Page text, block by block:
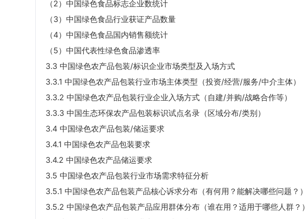
（2）中国绿色食品标志企业数统计
（3）中国绿色食品行业获证产品数量
（4）中国绿色食品国内销售额统计
（5）中国代表性绿色食品渗透率
3.3 中国绿色农产品包装/标识企业市场类型及入场方式
3.3.1 中国绿色农产品包装行业市场主体类型（投资/经营/服务/中介主体）
3.3.2 中国绿色农产品包装行业企业入场方式（自建/并购/战略合作等）
3.3.3 中国生态环保农产品包装标识试点名录（区域分布/类别）
3.4 中国绿色农产品包装/储运要求
3.4.1 中国绿色农产品包装要求
3.4.2 中国绿色农产品储运要求
3.5 中国绿色农产品包装行业市场需求特征分析
3.5.1 中国绿色农产品包装产品核心诉求分布（有何用？能解决哪些问题？）
3.5.2 中国绿色农产品包装产品应用群体分布（谁在用？适用于哪些人群？）